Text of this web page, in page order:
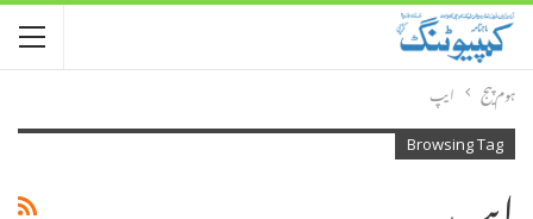
ہوم پیج ایپ
Browsing Tag